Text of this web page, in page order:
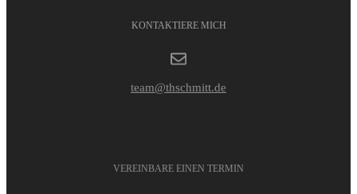
KONTAKTIERE MICH
team@thschmitt.de
VEREINBARE EINEN TERMIN